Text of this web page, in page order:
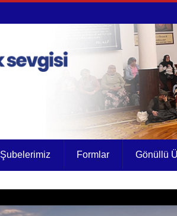
Şubelerimiz Formlar Gönüllü